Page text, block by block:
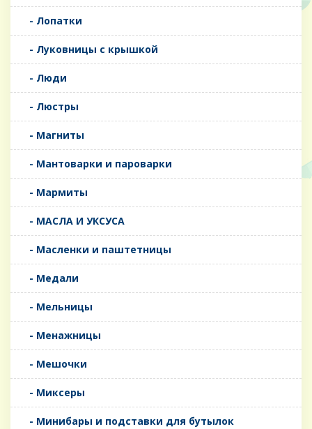
- Лопатки
- Луковницы с крышкой
- Люди
- Люстры
- Магниты
- Мантоварки и пароварки
- Мармиты
- МАСЛА И УКСУСА
- Масленки и паштетницы
- Медали
- Мельницы
- Менажницы
- Мешочки
- Миксеры
- Минибары и подставки для бутылок